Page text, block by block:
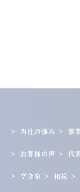
当社の強み 事
お客様の声 代
空き家 相続